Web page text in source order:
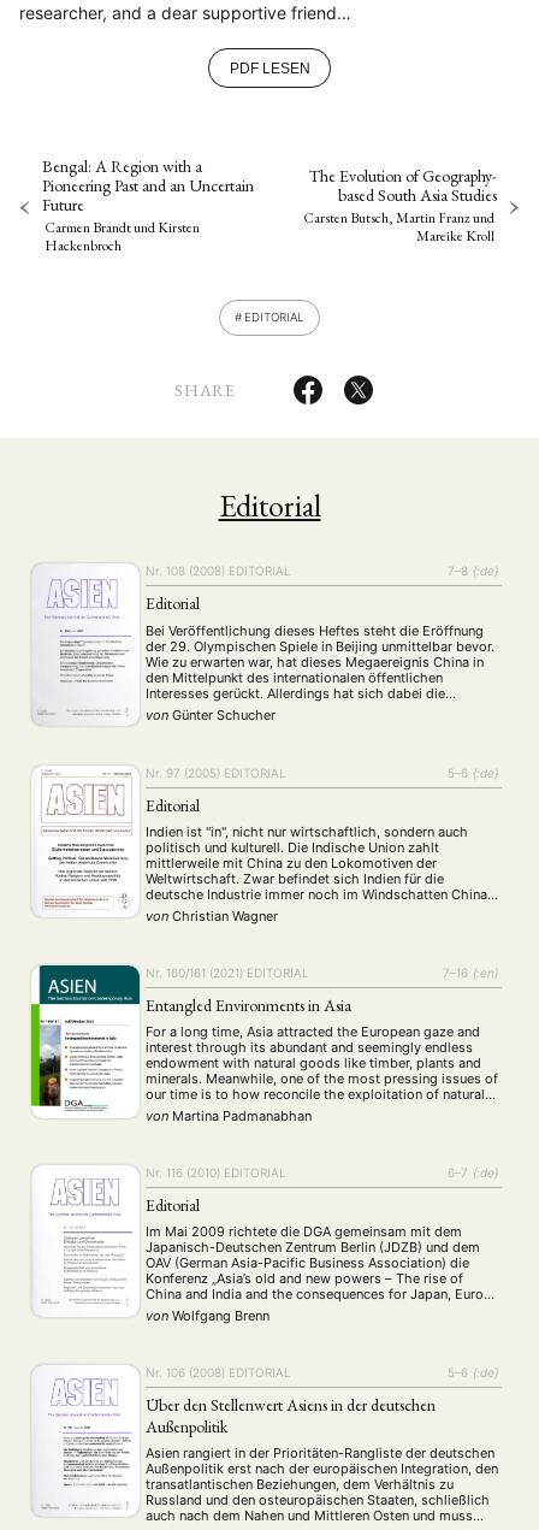
researcher, and a dear supportive friend…
PDF LESEN
Bengal: A Region with a
Pioneering Past and an Uncertain
Future
Carmen BrandtundKirsten
Hackenbroch
The Evolution of Geography-
based South Asia Studies
Carsten Butsch, Martin Franzund
Mareike Kroll
EDITORIAL
SHARE
Editorial
Nr. 108 (2008) EDITORIAL 7–8 {:de}
Editorial
Bei Veröffentlichung dieses Heftes steht die Eröffnung
der 29. Olympischen Spiele in Beijing unmittelbar bevor.
Wie zu erwarten war, hat dieses Megaereignis China in
den Mittelpunkt des internationalen öffentlichen
Interesses gerückt. Allerdings hat sich dabei die
Stimmung vielfach gegen China gerichtet – zur
Überraschung vieler Chinesen und wohl auch der
von Günter Schucher
Nr. 97 (2005) EDITORIAL 5–6 {:de}
Editorial
Indien ist "in", nicht nur wirtschaftlich, sondern auch
politisch und kulturell. Die Indische Union zahlt
mittlerweile mit China zu den Lokomotiven der
Weltwirtschaft. Zwar befindet sich Indien für die
deutsche Industrie immer noch im Windschatten Chinas,
doch sehen Prognosen u.a. der Deutschen Bank bis
2020 sogar einen leichten Vorsprung Indiens vor China.
von Christian Wagner
Nr. 160/161 (2021) EDITORIAL 7–16 {:en}
Entangled Environments in Asia
For a long time, Asia attracted the European gaze and
interest through its abundant and seemingly endless
endowment with natural goods like timber, plants and
minerals. Meanwhile, one of the most pressing issues of
our time is to how reconcile the exploitation of natural
and biological resources with socioecological needs.
How to cultivate, appreciate and …
von Martina Padmanabhan
Nr. 116 (2010) EDITORIAL 6–7 {:de}
Editorial
Im Mai 2009 richtete die DGA gemeinsam mit dem
Japanisch-Deutschen Zentrum Berlin (JDZB) und dem
OAV (German Asia-Pacific Business Association) die
Konferenz „Asia’s old and new powers – The rise of
China and India and the consequences for Japan, Europe
and global politics“ aus. Die Finanz- und
Wirtschaftskrise, die auch die Legitimation der
von Wolfgang Brenn
Nr. 106 (2008) EDITORIAL 5–6 {:de}
Über den Stellenwert Asiens in der deutschen
Außenpolitik
Asien rangiert in der Prioritäten-Rangliste der deutschen
Außenpolitik erst nach der europäischen Integration, den
transatlantischen Beziehungen, dem Verhältnis zu
Russland und den osteuropäischen Staaten, schließlich
auch nach dem Nahen und Mittleren Osten und muss